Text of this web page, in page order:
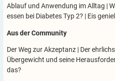
Ablauf und Anwendung im Alltag |
essen bei Diabetes Typ 2? | Eis
Aus der Community
Der Weg zur Akzeptanz | Der
Übergewicht und seine
das?